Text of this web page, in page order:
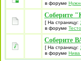
в форуме
Соберите
[ На страницу:
в форуме
Соберите
[ На страницу:
в форуме Нива